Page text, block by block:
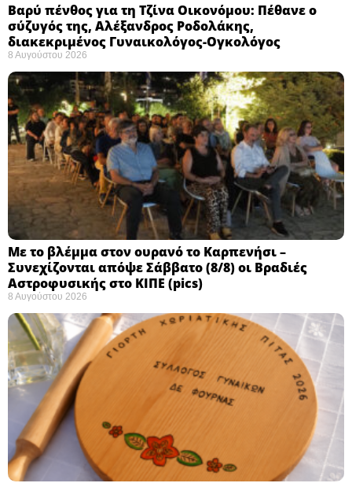
Βαρύ πένθος για τη Τζίνα Οικονόμου: Πέθανε ο
σύζυγός της, Αλέξανδρος Ροδολάκης,
διακεκριμένος Γυναικολόγος-Ογκολόγος
8 Αυγούστου 2026
Με το βλέμμα στον ουρανό το Καρπενήσι –
Συνεχίζονται απόψε Σάββατο (8/8) οι Βραδιές
Αστροφυσικής στο ΚΙΠΕ (pics)
8 Αυγούστου 2026